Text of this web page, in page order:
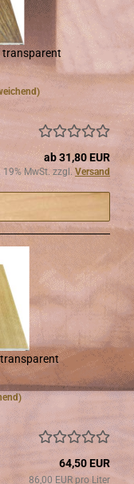
trans­pa­rent
ab 31,80 EUR
19% MwSt. zzgl. Versand
64,50 EUR
86,00 EUR pro Liter